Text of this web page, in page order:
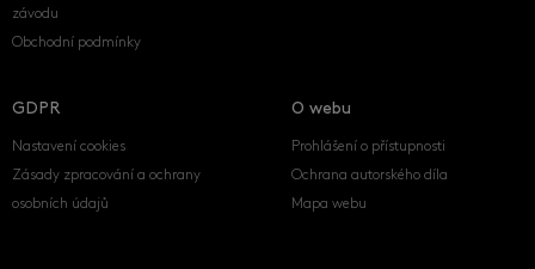
závodu
Obchodní podmínky
GDPR
Nastavení cookies
Zásady zpracování a ochrany
osobních údajů
O webu
Prohlášení o přístupnosti
Ochrana autorského díla
Mapa webu